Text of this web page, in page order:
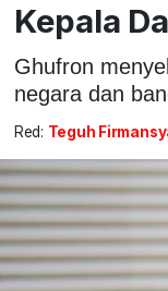
Kepala
Ghufron
negara dan
Red: Teguh